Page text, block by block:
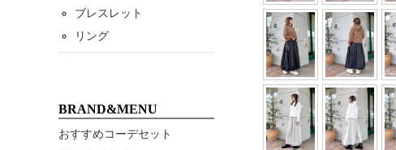
ブレスレット
リング
BRAND&MENU
おすすめコーデセット